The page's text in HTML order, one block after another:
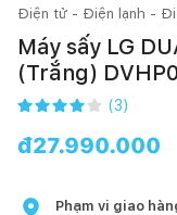
Điện tử - Điện lạnh -
Máy sấy LG
(Trắng)
(3)
đ27.990.000
Phạm vi giao